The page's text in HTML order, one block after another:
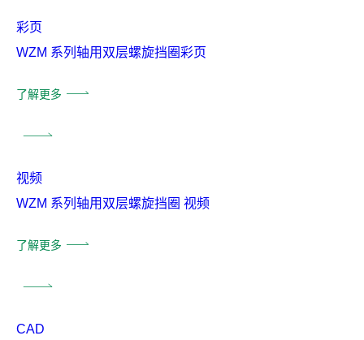
彩页
WZM 系列轴用双层螺旋挡圈彩页
了解更多
视频
WZM 系列轴用双层螺旋挡圈 视频
了解更多
CAD